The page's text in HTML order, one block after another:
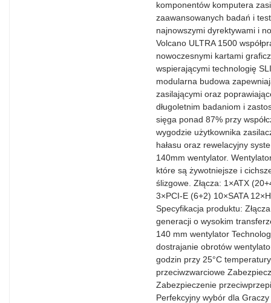
komponentów komputera
zaawansowanych badań i
najnowszymi dyrektywami i
Volcano ULTRA 1500
nowoczesnymi kartami
wspierającymi technologię
modularna budowa
zasilającymi oraz
długoletnim badaniom i
sięga ponad 87% przy
wygodzie użytkownika
hałasu oraz rewelacyjny
140mm wentylator.
które są żywotniejsze i
ślizgowe. Złącza: 1×ATX
3×PCI-E (6+2) 10×SATA
Specyfikacja produktu:
generacji o wysokim
140 mm wentylator
dostrajanie obrotów
godzin przy 25°C
przeciwzwarciowe
Zabezpieczenie
Perfekcyjny wybór dla